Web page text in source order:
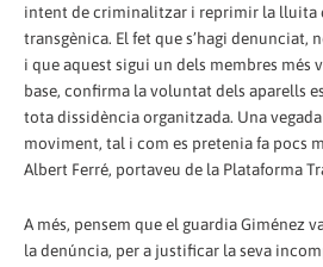
intent de criminalitzar i reprimir la lluita
transgènica. El fet que s’hagi denunciat,
i que aquest sigui un dels membres més
base, confirma la voluntat dels aparells
tota dissidència organitzada. Una
moviment, tal i com es pretenia fa pocs
Albert Ferré, portaveu de la Plataforma
A més, pensem que el guardia Giménez
la denúncia, per a justificar la seva